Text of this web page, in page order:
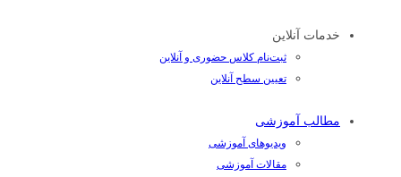
خدمات آنلاین
ثبت‌نام کلاس حضوری و آنلاین
تعیین سطح آنلاین
مطالب آموزشی
ویدیوهای آموزشی
مقالات آموزشی